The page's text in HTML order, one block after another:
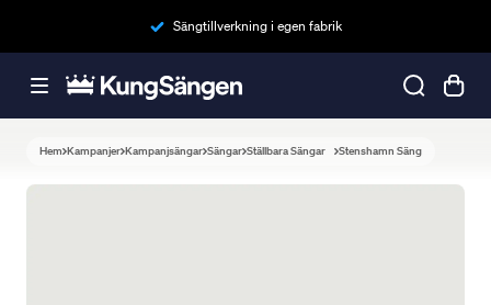
Sängtillverkning i egen fabrik
Hem Kampanjer Kampanjsängar Sängar Ställbara Sängar Stenshamn Säng